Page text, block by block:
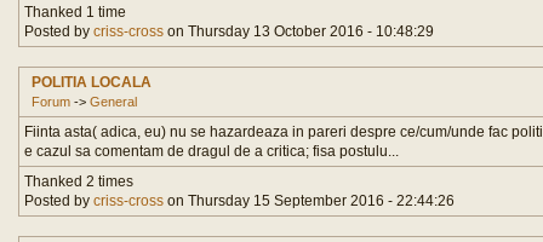
Thanked 1 time
Posted by criss-cross on Thursday 13 October 2016 - 10:48:29
POLITIA LOCALA
Forum -> General
Fiinta asta( adica, eu) nu se hazardeaza in pareri despre ce/cum/unde fac
e cazul sa comentam de dragul de a critica; fisa postulu...
Thanked 2 times
Posted by criss-cross on Thursday 15 September 2016 - 22:44:26